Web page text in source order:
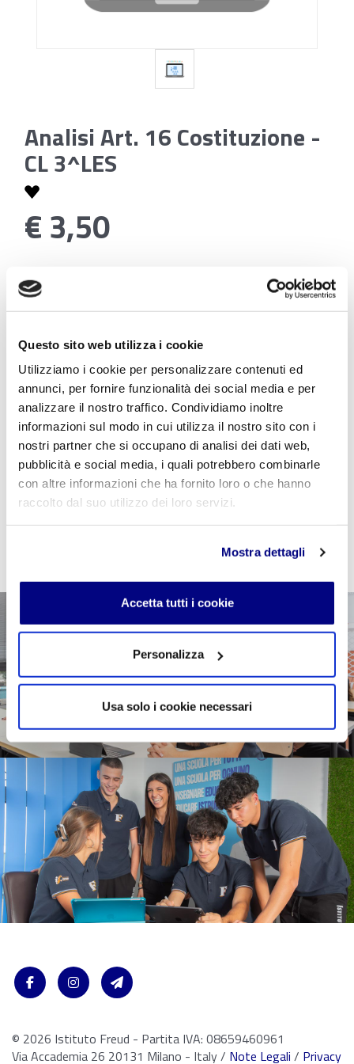
Questo sito web utilizza i cookie
Utilizziamo i cookie per personalizzare contenuti ed
annunci, per fornire funzionalità dei social media e per
analizzare il nostro traffico. Condividiamo inoltre
informazioni sul modo in cui utilizza il nostro sito con i
nostri partner che si occupano di analisi dei dati web,
pubblicità e social media, i quali potrebbero combinarle
con altre informazioni che ha fornito loro o che hanno
raccolto dal suo utilizzo dei loro servizi.
Mostra dettagli
Accetta tutti i cookie
Personalizza
Usa solo i cookie necessari
Analisi Art. 16 Costituzione -
CL 3^LES
€ 3,50
Codice: Analisi Art. 16 Costituzione - CL 3^LES
Se sei studente della scuola utilizza il coupon
"CPVIDEOPILLOLA" in fase di checkout per azzerare
il costo della VideoPillola
AGGIUNGI AL CARRELLO
© 2026 Istituto Freud - Partita IVA: 08659460961
Via Accademia 26 20131 Milano - Italy / Note Legali / Privacy